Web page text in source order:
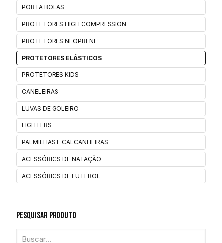
PORTA BOLAS
PROTETORES HIGH COMPRESSION
PROTETORES NEOPRENE
PROTETORES ELÁSTICOS
PROTETORES KIDS
CANELEIRAS
LUVAS DE GOLEIRO
FIGHTERS
PALMILHAS E CALCANHEIRAS
ACESSÓRIOS DE NATAÇÃO
ACESSÓRIOS DE FUTEBOL
Pesquisar Produto